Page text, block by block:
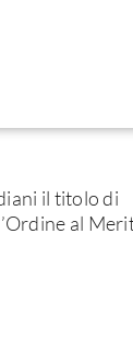
il titolo di
al